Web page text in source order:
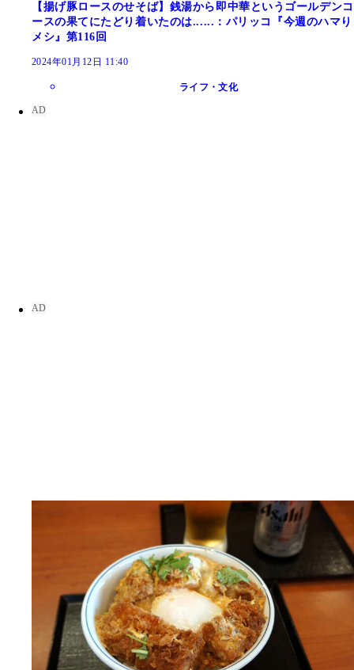
【揚げ豚ロースのせそば】銭湯から即中華というゴールデンコ
ースの果てにたどり着いたのは......：パリッコ『今週のハマり
メシ』第116回
2024年01月12日 11:40
ライフ・文化